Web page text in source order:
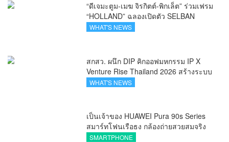
“ดีเจมะตูม-เมฆ จิรกิตต์-พิกเล็ต” ร่วมเฟรม
“HOLLAND” ฉลองเปิดตัว SELBAN
แบรนด์แฟชั่นครีเอทีฟ เชื่อมคัลเจอร์ไทย-
WHAT'S NEWS
สกสว. ผนึก DIP คิกออฟมหกรรม IP X
Venture Rise Thailand 2026 สร้างระบบ
นิเวศเชื่อมทรัพย์สินทางปัญญาผ่าน
WHAT'S NEWS
เป็นเจ้าของ HUAWEI Pura 90s Series
สมาร์ทโฟนเรือธง กล้องถ่ายสวยสมจริง
ทุกระยะ พร้อมของสมนาคุณและสิทธิ
SMARTPHONE